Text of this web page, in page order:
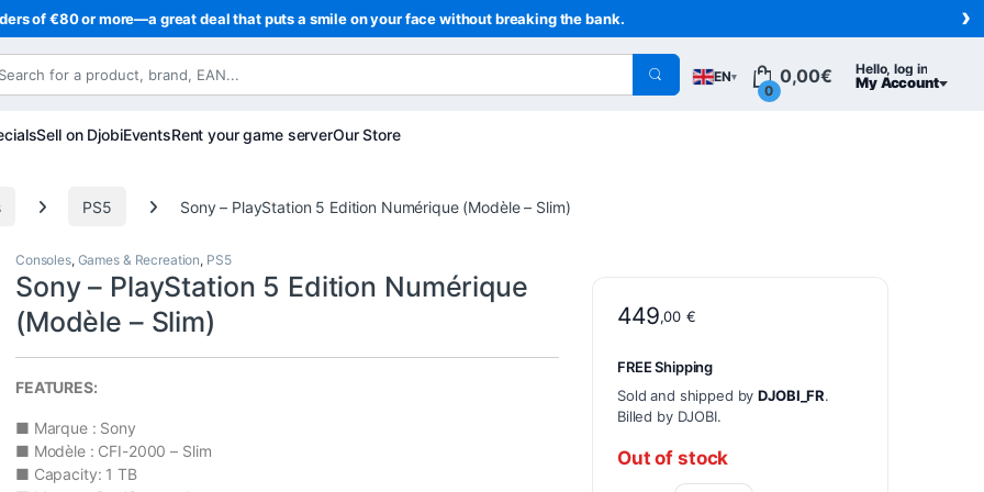
of €80 or more—a great deal that puts a smile on your face without breaking the bank. ›
EN▾ Hello, log in
My Account
0
0,00€
Sell on DjobiEventsRent your game serverOur Store
PS5 Sony – PlayStation 5 Edition Numérique (Modèle – Slim)
Consoles, Games & Recreation, PS5
Sony – PlayStation 5 Edition Numérique
(Modèle – Slim)
FEATURES:
■ Marque : Sony
■ Modèle : CFI-2000 – Slim
■ Capacity: 1 TB
449,00 €
FREE Shipping
Sold and shipped byDJOBI_FR.
Billed by DJOBI.
Out of stock